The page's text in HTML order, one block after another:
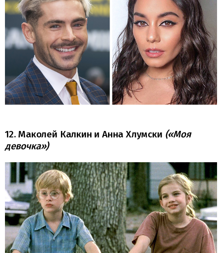
12. Маколей Калкин и Анна Хлумски («Моя
девочка»)